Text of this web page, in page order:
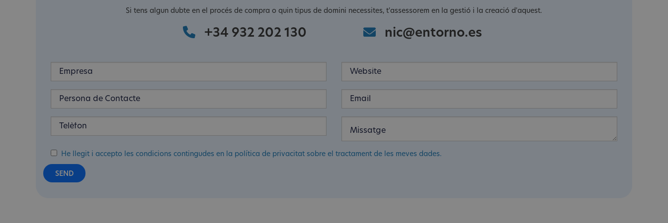
Si tens algun dubte en el procés de compra o quin tipus de domini necessites, t'assessorem en la gestió i la creació d'aquest.
+34 932 202 130 nic@entorno.es
He llegit i accepto les condicions contingudes en la política de privacitat sobre el tractament de les meves dades.